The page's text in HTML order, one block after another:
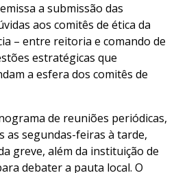
a submissão das
aos comitês de ética da
– entre reitoria e comando de
estratégicas que
a esfera dos comitês de
de reuniões periódicas,
as segundas-feiras à tarde,
greve, além da instituição de
debater a pauta local. O